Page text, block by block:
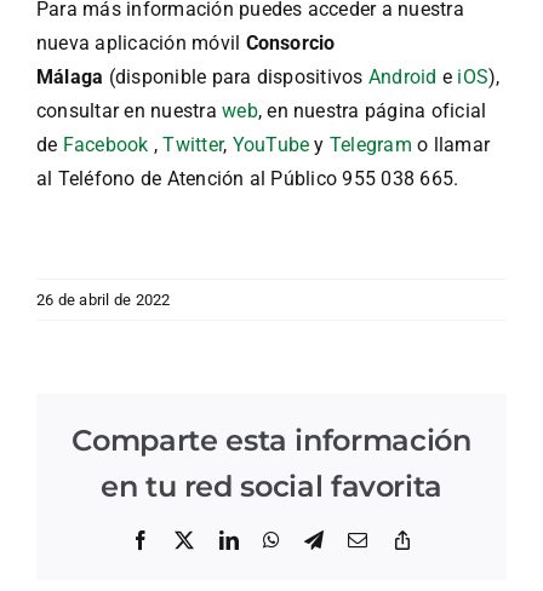
Para más información puedes acceder a nuestra
nueva aplicación móvil Consorcio
Málaga (disponible para dispositivos Android e iOS),
consultar en nuestraweb, en nuestra página oficial
de Facebook ,Twitter, YouTube y Telegramo llamar
al Teléfono de Atención al Público 955 038 665.
26 de abril de 2022
Comparte esta información
en tu red social favorita
Facebook LinkedInWhatsApp
Telegram
Correo